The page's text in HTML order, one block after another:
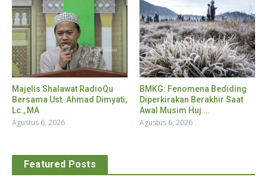
Majelis Shalawat RadioQu
Bersama Ust. Ahmad Dimyati,
Lc., MA
Agustus 6, 2026
BMKG: Fenomena Bediding
Diperkirakan Berakhir Saat
Awal Musim Huj ...
Agustus 6, 2026
Featured Posts